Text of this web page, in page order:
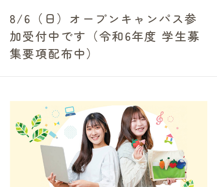
レンガ棟について
受験生のみなさまへ
高校の先生方へ
地域・一般の方へ
企業・園・施設の方へ
8/6（日）オープンキャンパス参
加受付中です（令和6年度 学生募
集要項配布中）